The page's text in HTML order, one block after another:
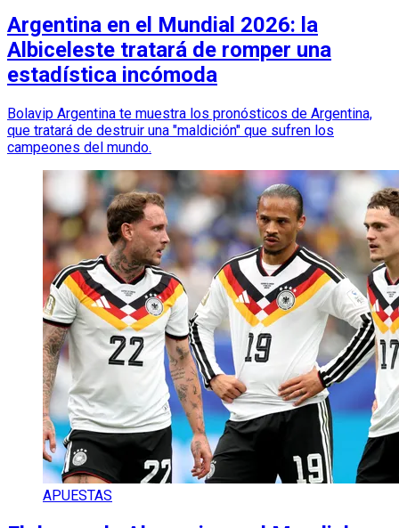
Argentina en el Mundial 2026: la
Albiceleste tratará de romper una
estadística incómoda
Bolavip Argentina te muestra los pronósticos de Argentina,
que tratará de destruir una "maldición" que sufren los
campeones del mundo.
APUESTAS